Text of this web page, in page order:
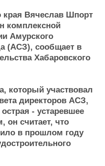
Флот
Галерея флота
Форум
Отзывы
края Вячеслав Шпорт
комплексной
Амурского
(АСЗ), сообщает в
Хабаровского
который участвовал
директоров АСЗ,
- устаревшее
он считает, что
в прошлом году